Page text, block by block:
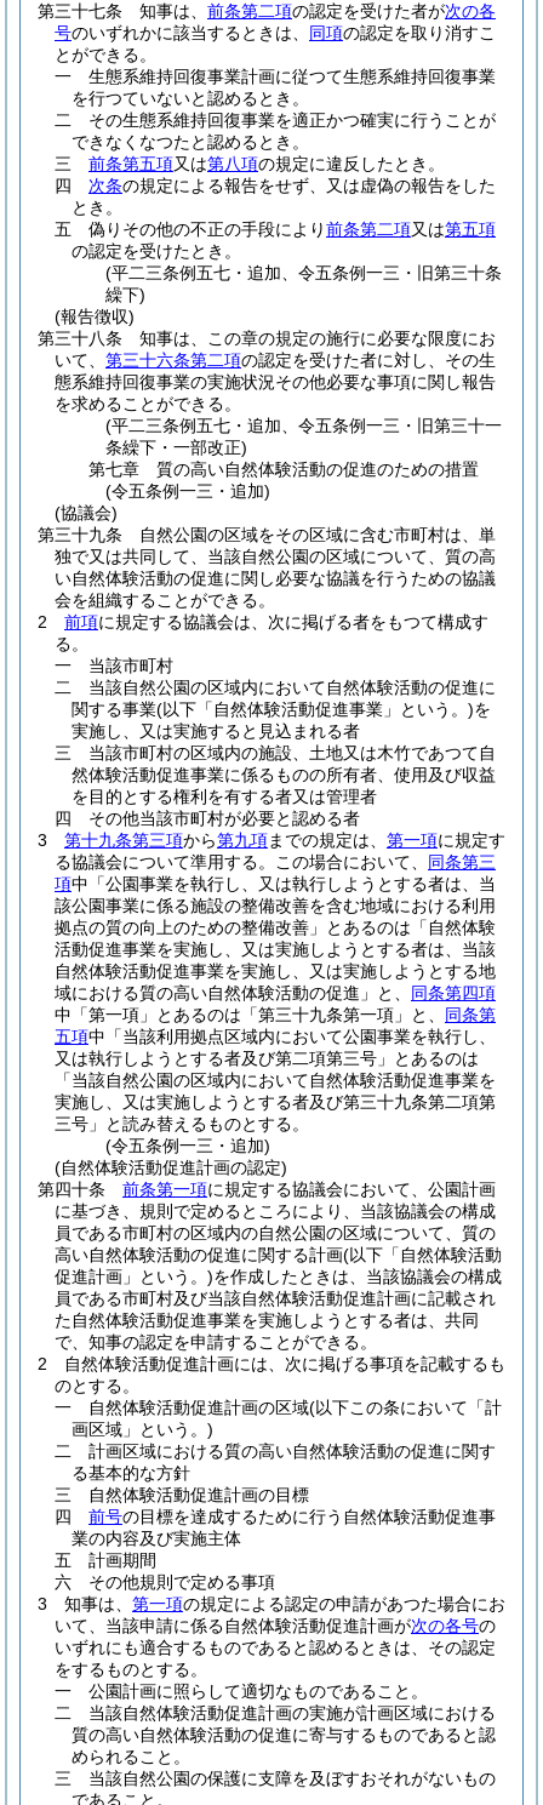
第三十七条
知事は、 前条第二項の認定を受けた者が次の各
号のいずれかに該当するときは、 同項の認定を取り消すこ
とができる。
一
生態系維持回復事業計画に従つて生態系維持回復事業
を行つていないと認めるとき。
二
その生態系維持回復事業を適正かつ確実に行うことが
できなくなつたと認めるとき。
三
前条第五項又は第八項の規定に違反したとき。
四
次条の規定による報告をせず、又は虚偽の報告をした
とき。
五
偽りその他の不正の手段により前条第二項又は第五項
の認定を受けたとき。
(平二三条例五七・追加、令五条例一三・旧第三十条
繰下)
(報告徴収)
第三十八条
知事は、この章の規定の施行に必要な限度にお
いて、 第三十六条第二項の認定を受けた者に対し、その生
態系維持回復事業の実施状況その他必要な事項に関し報告
を求めることができる。
(平二三条例五七・追加、令五条例一三・旧第三十一
条繰下・一部改正)
第七章
質の高い自然体験活動の促進のための措置
(令五条例一三・追加)
(協議会)
第三十九条
自然公園の区域をその区域に含む市町村は、単
独で又は共同して、当該自然公園の区域について、質の高
い自然体験活動の促進に関し必要な協議を行うための協議
会を組織することができる。
2
前項に規定する協議会は、次に掲げる者をもつて構成す
る。
一
当該市町村
二
当該自然公園の区域内において自然体験活動の促進に
関する事業(以下「自然体験活動促進事業」という。)を
実施し、又は実施すると見込まれる者
三
当該市町村の区域内の施設、土地又は木竹であつて自
然体験活動促進事業に係るものの所有者、使用及び収益
を目的とする権利を有する者又は管理者
四
その他当該市町村が必要と認める者
3
第十九条第三項から第九項までの規定は、 第一項に規定す
る協議会について準用する。
この場合において、 同条第三
項中「公園事業を執行し、又は執行しようとする者は、当
該公園事業に係る施設の整備改善を含む地域における利用
拠点の質の向上のための整備改善」とあるのは「自然体験
活動促進事業を実施し、又は実施しようとする者は、当該
自然体験活動促進事業を実施し、又は実施しようとする地
域における質の高い自然体験活動の促進」と、 同条第四項
中「第一項」とあるのは「第三十九条第一項」と、 同条第
五項中「当該利用拠点区域内において公園事業を執行し、
又は執行しようとする者及び第二項第三号」とあるのは
「当該自然公園の区域内において自然体験活動促進事業を
実施し、又は実施しようとする者及び第三十九条第二項第
三号」と読み替えるものとする。
(令五条例一三・追加)
(自然体験活動促進計画の認定)
第四十条
前条第一項に規定する協議会において、公園計画
に基づき、規則で定めるところにより、当該協議会の構成
員である市町村の区域内の自然公園の区域について、質の
高い自然体験活動の促進に関する計画(以下「自然体験活動
促進計画」という。)を作成したときは、当該協議会の構成
員である市町村及び当該自然体験活動促進計画に記載され
た自然体験活動促進事業を実施しようとする者は、共同
で、知事の認定を申請することができる。
2
自然体験活動促進計画には、次に掲げる事項を記載するも
のとする。
一
自然体験活動促進計画の区域(以下この条において「計
画区域」という。)
二
計画区域における質の高い自然体験活動の促進に関す
る基本的な方針
三
自然体験活動促進計画の目標
四
前号の目標を達成するために行う自然体験活動促進事
業の内容及び実施主体
五
計画期間
六
その他規則で定める事項
3
知事は、 第一項の規定による認定の申請があつた場合にお
いて、当該申請に係る自然体験活動促進計画が次の各号の
いずれにも適合するものであると認めるときは、その認定
をするものとする。
一
公園計画に照らして適切なものであること。
二
当該自然体験活動促進計画の実施が計画区域における
質の高い自然体験活動の促進に寄与するものであると認
められること。
三
当該自然公園の保護に支障を及ぼすおそれがないもの
であること。